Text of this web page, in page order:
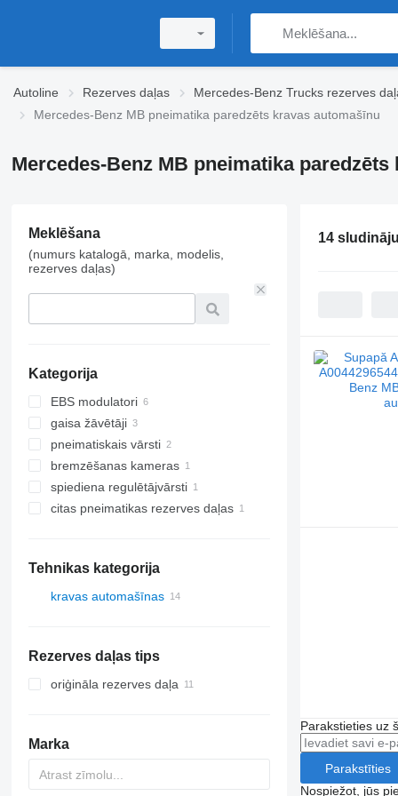
Autoline Rezerves daļas Mercedes-Benz Trucks rezerves
Mercedes-Benz MB pneimatika paredzēts kravas automašīnu
Mercedes-Benz MB pneimatika
Meklēšana
(numurs katalogā, marka, modelis,
rezerves daļas)
Kategorija
EBS modulatori
gaisa žāvētāji
pneimatiskais vārsti
bremzēšanas kameras
spiediena regulētājvārsti
citas pneimatikas rezerves daļas
Tehnikas kategorija
kravas automašīnas
Rezerves daļas tips
oriģināla rezerves daļa
Marka
14
Parakstieties uz
Parakstīties
Nospiežot, jūs